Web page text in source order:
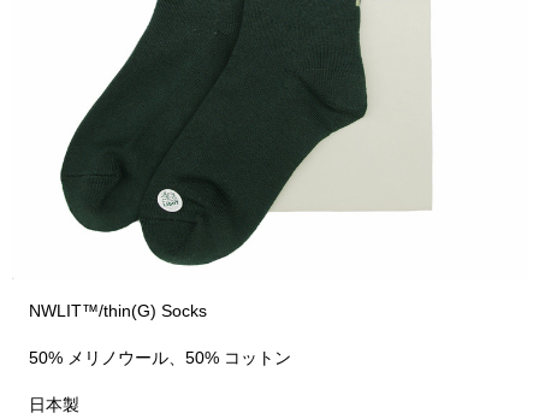
NWLIT™️/thin(G) Socks
50% メリノウール、50% コットン
日本製